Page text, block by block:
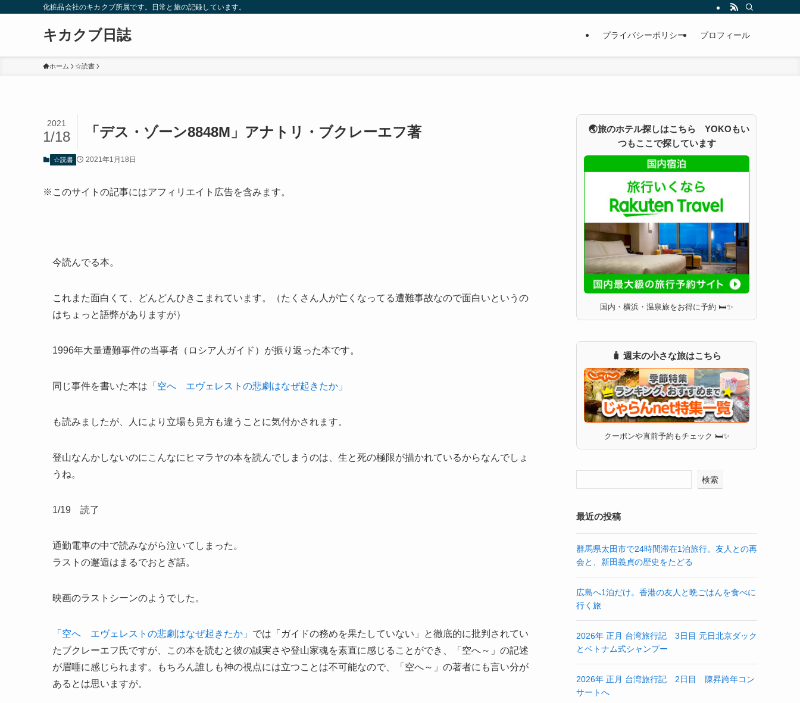
化粧品会社のキカクブ所属です。日常と旅の記録しています。
キカクブ日誌 プライバシーポリシー プロフィール
ホーム ☆読書
「デス・ゾーン8848M」アナトリ・ブクレーエフ著
2021
1/18
☆読書 2021年1月18日
※このサイトの記事にはアフィリエイト広告を含みます。
今読んでる本。
これまた面白くて、どんどんひきこまれています。（たくさん人が亡くなってる遭難事故なので面白いというの
はちょっと語弊がありますが）
1996年大量遭難事件の当事者（ロシア人ガイド）が振り返った本です。
同じ事件を書いた本は 「空へ エヴェレストの悲劇はなぜ起きたか」
も読みましたが、人により立場も見方も違うことに気付かされます。
登山なんかしないのにこんなにヒマラヤの本を読んでしまうのは、生と死の極限が描かれているからなんでしょ
うね。
1/19 読了
通勤電車の中で読みながら泣いてしまった。
ラストの邂逅はまるでおとぎ話。
映画のラストシーンのようでした。
「空へ エヴェレストの悲劇はなぜ起きたか」 では「ガイドの務めを果たしていない」と徹底的に批判されてい
たブクレーエフ氏ですが、この本を読むと彼の誠実さや登山家魂を素直に感じることができ、「空へ～」の記述
が眉唾に感じられます。もちろん誰しも神の視点には立つことは不可能なので、「空へ～」の著者にも言い分が
あるとは思いますが。
🌏旅のホテル探しはこちら YOKOもい
つもここで探しています
国内・横浜・温泉旅をお得に予約 🛏✨
🧳 週末の小さな旅はこちら
クーポンや直前予約もチェック 🛏✨
検索
最近の投稿
群馬県太田市で24時間滞在1泊旅行。友人との再
会と、新田義貞の歴史をたどる
広島へ1泊だけ。香港の友人と晩ごはんを食べに
行く旅
2026年 正月 台湾旅行記 3日目 元日北京ダック
とベトナム式シャンプー
2026年 正月 台湾旅行記 2日目 陳昇跨年コン
サートへ